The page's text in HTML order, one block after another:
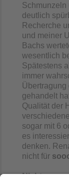
Schmunzeln
deutlich
Recherche
und meiner
Bachs
wesentlich
Spätestens
immer
Übertragung
gehandelt
Qualität der
sogar mit 6
es
denken.
nicht für
Nicht ganz